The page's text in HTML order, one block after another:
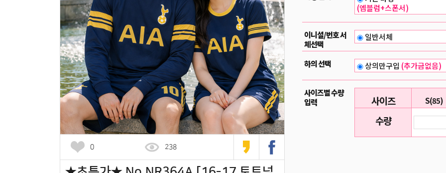
0 238
(엠블럼+스폰서)
이니셜/번호 서
체선택
일반서체
하의 선택 상의만구입 (추가금없음)
사이즈별 수량
입력
사이즈 S(85)
수량